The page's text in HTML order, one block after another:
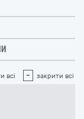
всі - закрити всі